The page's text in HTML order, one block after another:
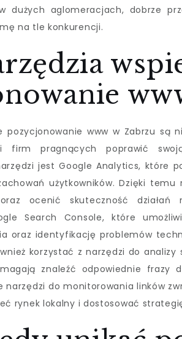
dużych aglomeracjach, dobrze
na tle konkurencji.
pozycjonowanie www w Zabrzu są
firm pragnących poprawić
jest Google Analytics, które
użytkowników. Dzięki
ocenić skuteczność działań
Search Console, które
oraz identyfikację problemów
korzystać z narzędzi do analizy
znaleźć odpowiednie frazy
narzędzi do monitorowania linków
rynek lokalny i dostosować